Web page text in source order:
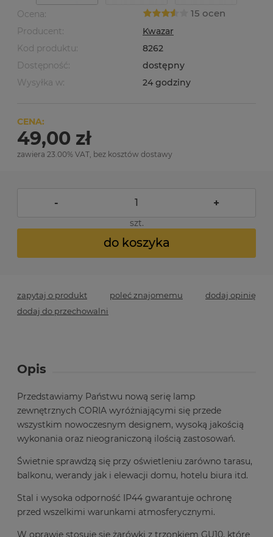
Ocena: 15 ocen
Producent:
Kwazar
Kod produktu:
8262
Dostępność:
dostępny
Wysyłka w:
24 godziny
CENA:
49,00 zł
zawiera 23.00% VAT, bez kosztów dostawy
- +
szt.
do koszyka
zapytaj o produkt poleć znajomemu
dodaj opinię
dodaj do przechowalni
Opis
Przedstawiamy Państwu nową serię lamp
zewnętrznych CORIA wyróżniającymi się przede
wszystkim nowoczesnym designem, wysoką jakością
wykonania oraz nieograniczoną ilością zastosowań.
Świetnie sprawdzą się przy oświetleniu zarówno tarasu,
balkonu, werandy jak i elewacji domu, hotelu biura itd.
Stal i wysoka odporność IP44 gwarantuje ochronę
przed wszelkimi warunkami atmosferycznymi.
W oprawie stosuje się żarówki z trzonkiem GU10, które